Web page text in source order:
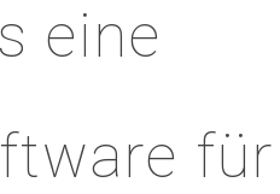
eine
für